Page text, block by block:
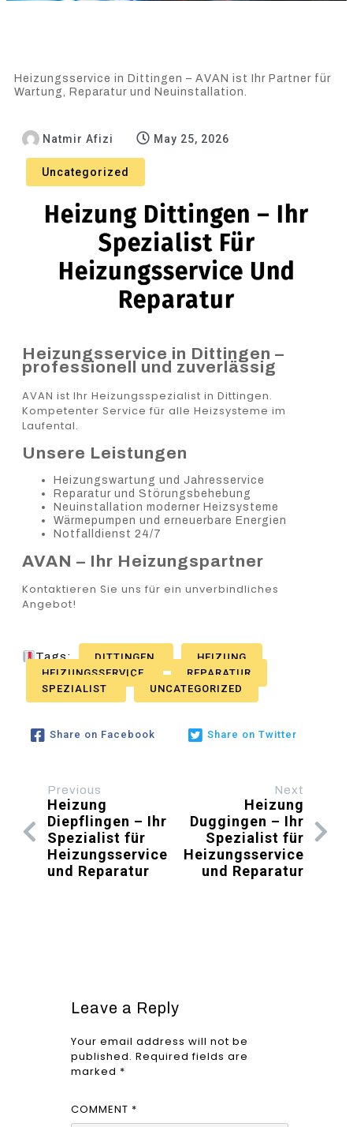
Heizungsservice in Dittingen – AVAN ist Ihr Partner für
Wartung, Reparatur und Neuinstallation.
Natmir Afizi May 25, 2026
Uncategorized
Heizung Dittingen – Ihr
Spezialist Für
Heizungsservice Und
Reparatur
Heizungsservice in Dittingen –
professionell und zuverlässig
AVAN ist Ihr Heizungsspezialist in Dittingen.
Kompetenter Service für alle Heizsysteme im
Laufental.
Unsere Leistungen
Heizungswartung und Jahresservice
Reparatur und Störungsbehebung
Neuinstallation moderner Heizsysteme
Wärmepumpen und erneuerbare Energien
Notfalldienst 24/7
AVAN – Ihr Heizungspartner
Kontaktieren Sie uns für ein unverbindliches
Angebot!
Tags: DITTINGEN
HEIZUNG
HEIZUNGSSERVICE
REPARATUR
SPEZIALIST
UNCATEGORIZED
Share on Facebook Share on Twitter
Previous
Heizung
Diepflingen – Ihr
Spezialist für
Heizungsservice
und Reparatur
Next
Heizung
Duggingen – Ihr
Spezialist für
Heizungsservice
und Reparatur
Leave a Reply
Your email address will not be
published. Required fields are
marked *
COMMENT *